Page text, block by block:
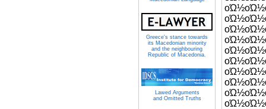
Greece's stance towards
its Macedonian minority
and the neighbouring
Republic of Macedonia.
Lawed Arguments
and Omitted Truths